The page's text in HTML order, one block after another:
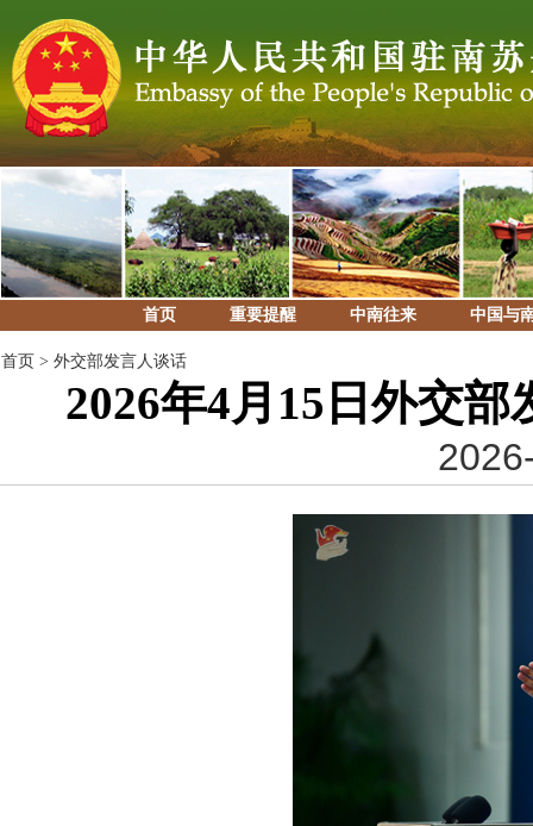
首页 重要提醒 中南往来 中国与
首页 > 外交部发言人谈话
2026年4月15日外交